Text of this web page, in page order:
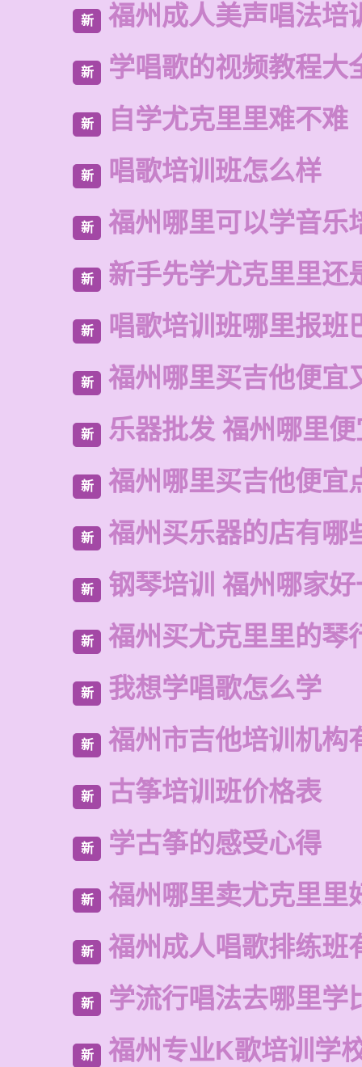
新 福州成人美声唱法培
新 学唱歌的视频教程大
新 自学尤克里里难不难
新 唱歌培训班怎么样
新 福州哪里可以学音乐
新 新手先学尤克里里还
新 唱歌培训班哪里报班
新 福州哪里买吉他便宜
新 乐器批发 福州哪里
新 福州哪里买吉他便宜
新 福州买乐器的店有哪
新 钢琴培训 福州哪家
新 福州买尤克里里的琴
新 我想学唱歌怎么学
新 福州市吉他培训机构
新 古筝培训班价格表
新 学古筝的感受心得
新 福州哪里卖尤克里里
新 福州成人唱歌排练班
新 学流行唱法去哪里学
新 福州专业K歌培训学